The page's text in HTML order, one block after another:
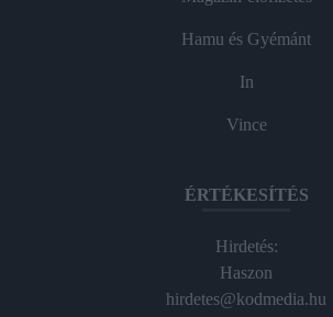
Hamu és Gyémánt
In
Vince
ÉRTÉKESÍTÉS
Hirdetés:
Haszon
hirdetes@kodmedia.hu